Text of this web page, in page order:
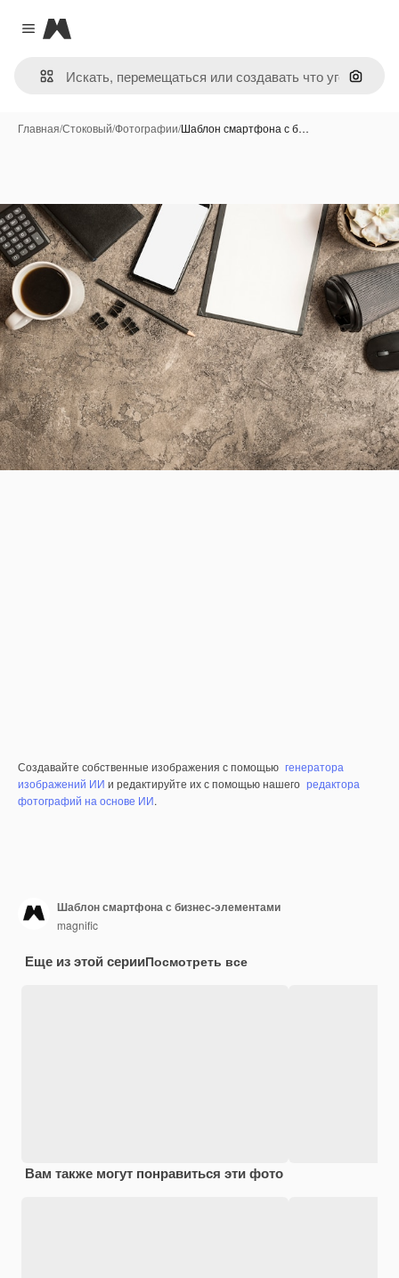
Close menu
Magnific
Поиск
Главная/Стоковый/Фотографии/Шаблон смартфона с б…
Создавайте собственные изображения с помощью генератора
изображений ИИ и редактируйте их с помощью нашего редактора
фотографий на основе ИИ.
Шаблон смартфона с бизнес-элементами
magnific
Еще из этой серииПосмотреть все
Вам также могут понравиться эти фото